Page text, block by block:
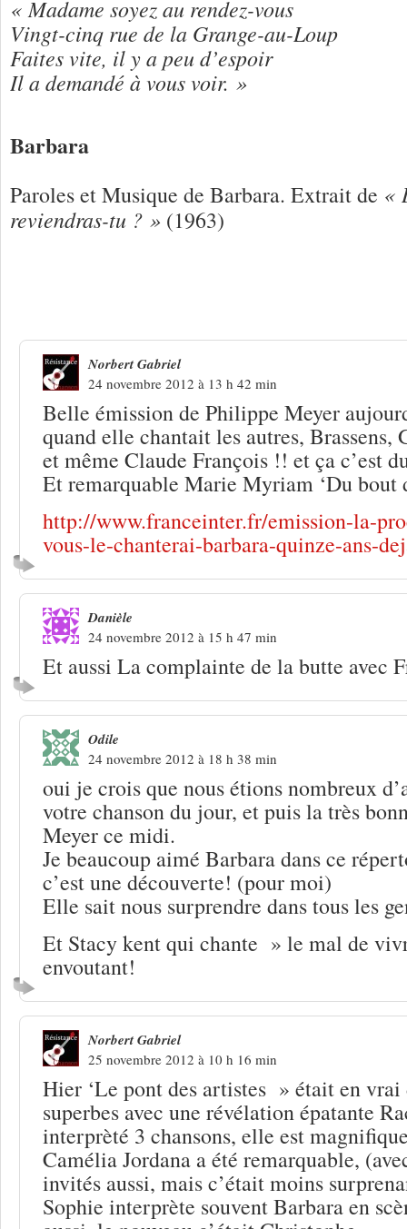
« Madame soyez au rendez-vous
Vingt-cinq rue de la Grange-au-Loup
Faites vite, il y a peu d’espoir
Il a demandé à vous voir. »
Barbara
Paroles et Musique de Barbara. Extrait de «
reviendras-tu ? » (1963)
Norbert Gabriel
24 novembre 2012 à 13 h 42 min
Belle émission de Philippe Meyer
quand elle chantait les autres, Brassens,
et même Claude François !! et ça c’est
Et remarquable Marie Myriam ‘Du
http://www.franceinter.fr/emission-la-
vous-le-chanterai-barbara-quinze-ans-
Danièle
24 novembre 2012 à 15 h 47 min
Et aussi La complainte de la butte avec
Odile
24 novembre 2012 à 18 h 38 min
oui je crois que nous étions nombreux
votre chanson du jour, et puis la très
Meyer ce midi.
Je beaucoup aimé Barbara dans ce
c’est une découverte! (pour moi)
Elle sait nous surprendre dans tous les
Et Stacy kent qui chante » le mal de
envoutant!
Norbert Gabriel
25 novembre 2012 à 10 h 16 min
Hier ‘Le pont des artistes » était en vrai
superbes avec une révélation épatante
interprèté 3 chansons, elle est
Camélia Jordana a été remarquable,
invités aussi, mais c’était moins
Sophie interprète souvent Barbara en